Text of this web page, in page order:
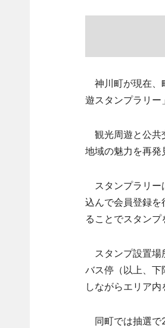
神川町が現在、
遊スタンプラリー
観光周遊と公共
地域の魅力を再発
スタンプラリー
込んで会員登録
ることでスタンプ
スタンプ設置場
バス停（以上、
しながらエリア内
同町では抽選で